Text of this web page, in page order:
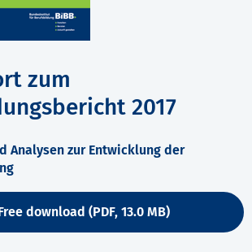
zum
2017
Analysen zur Entwicklung der
download (PDF, 13.0 MB)